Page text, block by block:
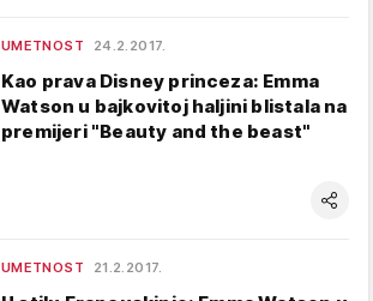
UMETNOST 24.2.2017.
Kao prava Disney princeza: Emma
Watson u bajkovitoj haljini blistala na
premijeri "Beauty and the beast"
UMETNOST 21.2.2017.